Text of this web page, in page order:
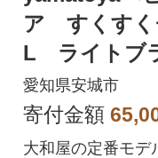
ア すくすく
L ライトブ
愛知県安城市
寄付金額
大和屋の定番モデ